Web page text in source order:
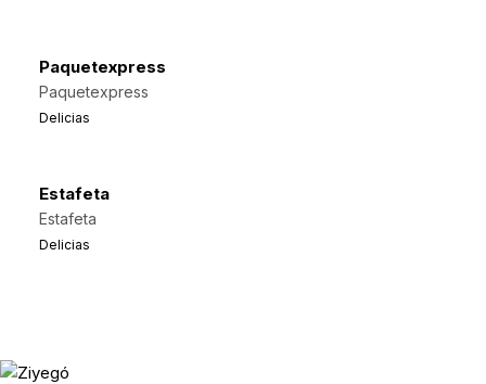
Paquetexpress
Paquetexpress
Delicias
Estafeta
Estafeta
Delicias